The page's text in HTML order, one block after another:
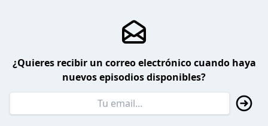
¿Quieres recibir un correo electrónico cuando haya
nuevos episodios disponibles?